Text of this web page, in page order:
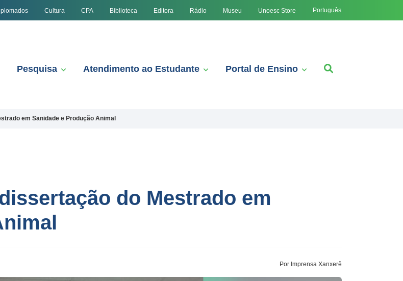
Cultura CPA Biblioteca Editora Rádio Museu Unoesc Store Português
Pesquisa Atendimento ao Estudante Portal de Ensino
em Sanidade e Produção Animal
do Mestrado em
Por Imprensa Xanxerê